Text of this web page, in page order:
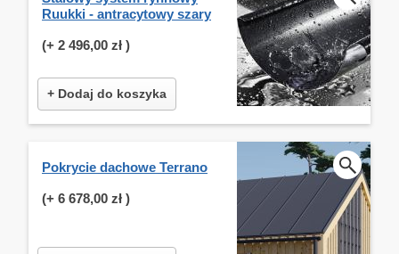
Ruukki - antracytowy szary
(+ 2 496,00 zł )
+ Dodaj do koszyka
Pokrycie dachowe Terrano
(+ 6 678,00 zł )